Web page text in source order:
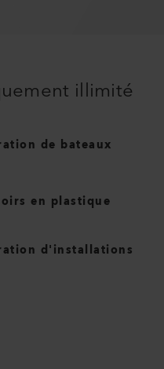
illimité
de bateaux
en plastique
d'installations